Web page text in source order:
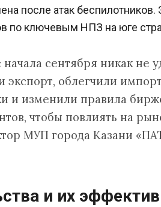
после атак
по ключевым НПЗ на юге
сентября никак не
экспорт, облегчили
и изменили правила
чтобы повлиять на
МУП города Казани
и их